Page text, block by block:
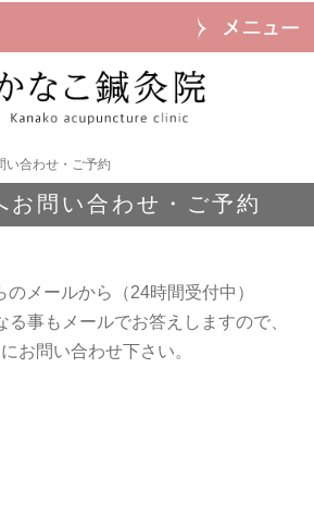
い合わせ・ご予約
お問い合わせ・ご予約
のメールから（24時間受付中）
る事もメールでお答えしますので、
お問い合わせ下さい。